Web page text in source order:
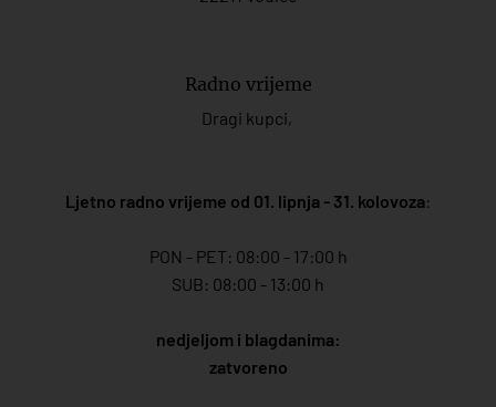
Radno vrijeme
Dragi kupci,
Ljetno radno vrijeme od 01. lipnja - 31. kolovoza:
PON - PET: 08:00 - 17:00 h
SUB: 08:00 - 13:00 h
nedjeljom i blagdanima:
zatvoreno